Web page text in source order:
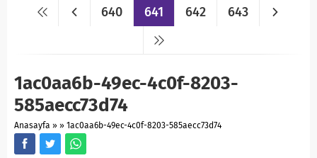
640 641 642 643
1ac0aa6b-49ec-4c0f-8203-
585aecc73d74
Anasayfa » » 1ac0aa6b-49ec-4c0f-8203-585aecc73d74